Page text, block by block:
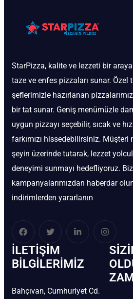
StarPizza, kalite ve lezzeti bir
taze ve enfes pizzaları sunar. Özel
şeflerimizle hazırlanan
bir tat sunar. Geniş menümüzle
uygun pizzayı seçebilir, sıcak ve
farkımızı hissedebilirsiniz.
şeyin üzerinde tutarak, lezzet
deneyimi sunmayı hedefliyoruz.
kampanyalarımızdan haberdar
indirimlerden yararlanın
İLETIŞIM
BİLGILERIMIZ
Bahçıvan, Cumhuriyet Cd.